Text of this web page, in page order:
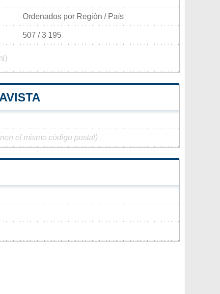
Ordenados por Región / País
507 / 3 195
el mismo código postal)